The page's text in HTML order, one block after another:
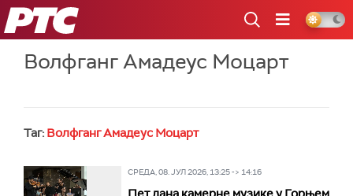
РТС
Волфганг Амадеус Моцарт
Таг: Волфганг Амадеус Моцарт
СРЕДА, 08. ЈУЛ 2026, 13:25 -> 14:16